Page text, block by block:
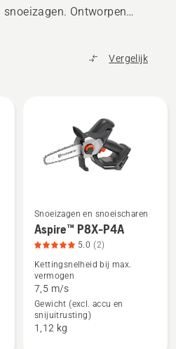
Ontworpen
Vergelijk
Bekijk
meer
details
over
Aspire™
P8X-
P4A,
Snoeizagen en snoeischaren
Aspire™ P8X-P4A
5.0 (2)
Kettingsnelheid bij max.
vermogen
7,5 m/s
Gewicht (excl. accu en
snijuitrusting)
1,12 kg